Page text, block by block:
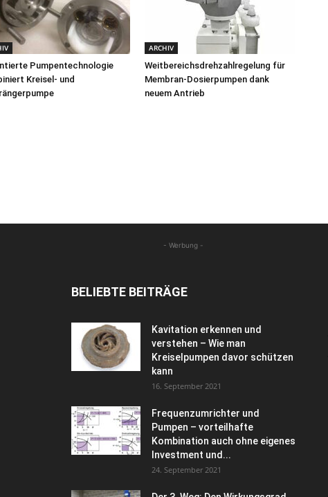
Pumpentechnologie
Kreisel- und
ARCHIV
Weitbereichsdrehzahlregelung für
Membran-Dosierpumpen dank
neuem Antrieb
- Werbung -
BELIEBTE BEITRÄGE
Kavitation erkennen und
verstehen – Wie man
Kreiselpumpen davor schützen
kann
16. September 2021
Frequenzumrichter und
Pumpen – vorteilhafte
Kombination auch ohne eigenes
Investment und...
24. September 2021